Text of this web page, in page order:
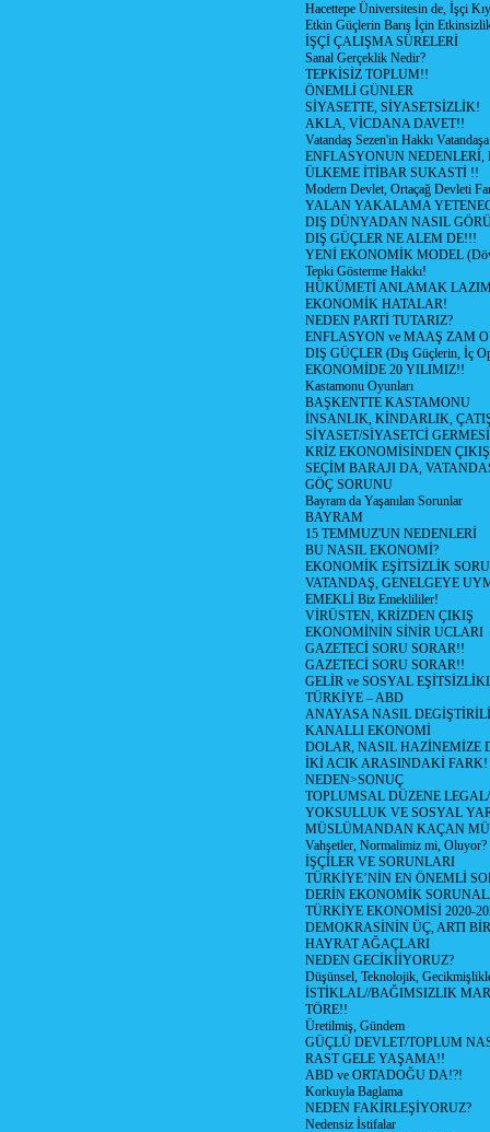
Hacettepe Üniversitesin de, İşçi
Etkin Güçlerin Barış İçin
İŞÇİ ÇALIŞMA SÜRELERİ
Sanal Gerçeklik Nedir?
TEPKİSİZ TOPLUM!!
ÖNEMLİ GÜNLER
SİYASETTE, SİYASETSİZLİK!
AKLA, VİCDANA DAVET!!
Vatandaş Sezen'in Hakkı
ENFLASYONUN NEDENLERİ,
ÜLKEME İTİBAR SUKASTİ !!
Modern Devlet, Ortaçağ Devleti
YALAN YAKALAMA
DIŞ DÜNYADAN NASIL
DIŞ GÜÇLER NE ALEM DE!!!
YENİ EKONOMİK MODEL
Tepki Gösterme Hakkı!
HÜKÜMETİ ANLAMAK
EKONOMİK HATALAR!
NEDEN PARTİ TUTARIZ?
ENFLASYON ve MAAŞ ZAM
DIŞ GÜÇLER (Dış Güçlerin, İç
EKONOMİDE 20 YILIMIZ!!
Kastamonu Oyunları
BAŞKENTTE KASTAMONU
İNSANLIK, KİNDARLIK,
SİYASET/SİYASETCİ
KRİZ EKONOMİSİNDEN ÇIKIŞ
SEÇİM BARAJI DA,
GÖÇ SORUNU
Bayram da Yaşanılan Sorunlar
BAYRAM
15 TEMMUZ'UN NEDENLERİ
BU NASIL EKONOMİ?
EKONOMİK EŞİTSİZLİK
VATANDAŞ, GENELGEYE
EMEKLİ Biz Emeklililer!
VİRÜSTEN, KRİZDEN ÇIKIŞ
EKONOMİNİN SİNİR UCLARI
GAZETECİ SORU SORAR!!
GAZETECİ SORU SORAR!!
GELİR ve SOSYAL
TÜRKİYE – ABD
ANAYASA NASIL
KANALLI EKONOMİ
DOLAR, NASIL HAZİNEMİZE
İKİ ACIK ARASINDAKİ FARK!
NEDEN>SONUÇ
TOPLUMSAL DÜZENE
YOKSULLUK VE SOSYAL
MÜSLÜMANDAN KAÇAN
Vahşetler, Normalimiz mi, Oluyor?
İŞÇİLER VE SORUNLARI
TÜRKİYE’NİN EN ÖNEMLİ
DERİN EKONOMİK
TÜRKİYE EKONOMİSİ 2020-
DEMOKRASİNİN ÜÇ, ARTI
HAYRAT AĞAÇLARI
NEDEN GECİKİİYORUZ?
Düşünsel, Teknolojik,
İSTİKLAL//BAĞIMSIZLIK
TÖRE!!
Üretilmiş, Gündem
GÜÇLÜ DEVLET/TOPLUM
RAST GELE YAŞAMA!!
ABD ve ORTADOĞU DA!?!
Korkuyla Baglama
NEDEN FAKİRLEŞİYORUZ?
Nedensiz İstifalar